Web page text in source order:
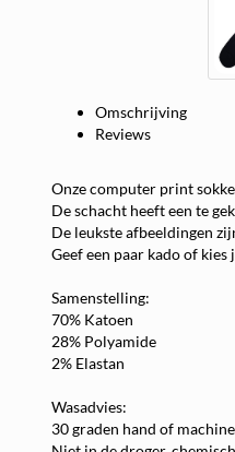
Omschrijving
Reviews
Onze computer print
De schacht heeft een te
De leukste afbeeldingen
Geef een paar kado of kies
Samenstelling:
70% Katoen
28% Polyamide
2% Elastan
Wasadvies:
30 graden hand of